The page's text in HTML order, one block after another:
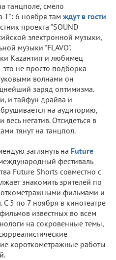
танцполе, смело
Т": 6 ноября там ждут в гости
проекта "SOUND
электронной музыки,
музыки "FLAVO".
Каzантип и любимец
не просто подборка
волнами он
заряд оптимизма.
и тайфун драйва и
на аудиторию,
негатив. Отсидеться в
тянут на танцпол.
заглянуть на Future
фестиваль
Future Shorts совместно с
знакомить зрителей по
фильмами и
5 по 7 ноября в кинотеатре
известных во всем
на сокровенные темы,
короткометражные работы